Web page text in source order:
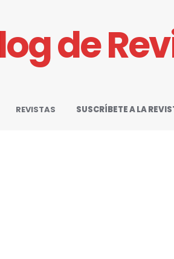
de
REVISTAS SUSCRÍBETE A LA